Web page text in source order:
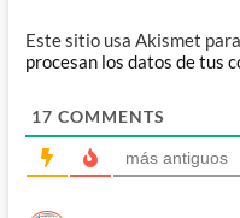
Este sitio usa Akismet
procesan los datos de tus
17 COMMENTS
más antiguos